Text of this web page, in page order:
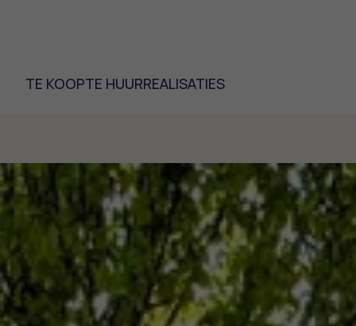
TE KOOPTE HUURREALISATIES